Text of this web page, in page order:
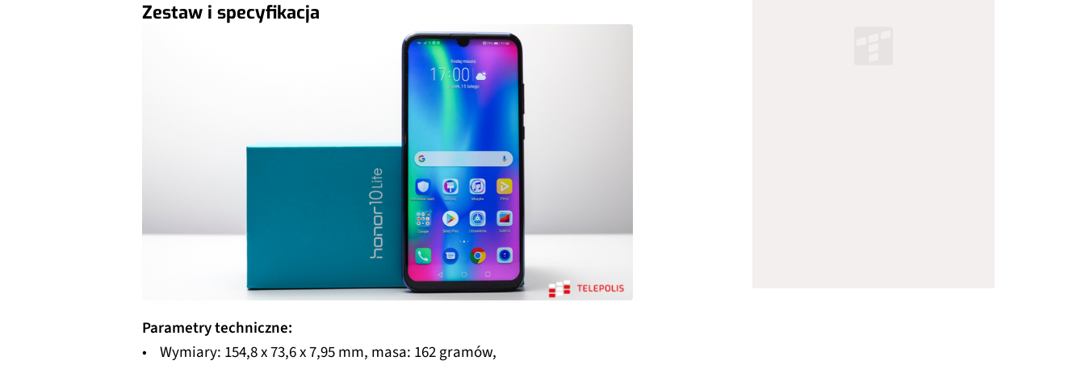
Zestaw i specyfikacja
Parametry techniczne:
• Wymiary: 154,8 x 73,6 x 7,95 mm, masa: 162 gramów,